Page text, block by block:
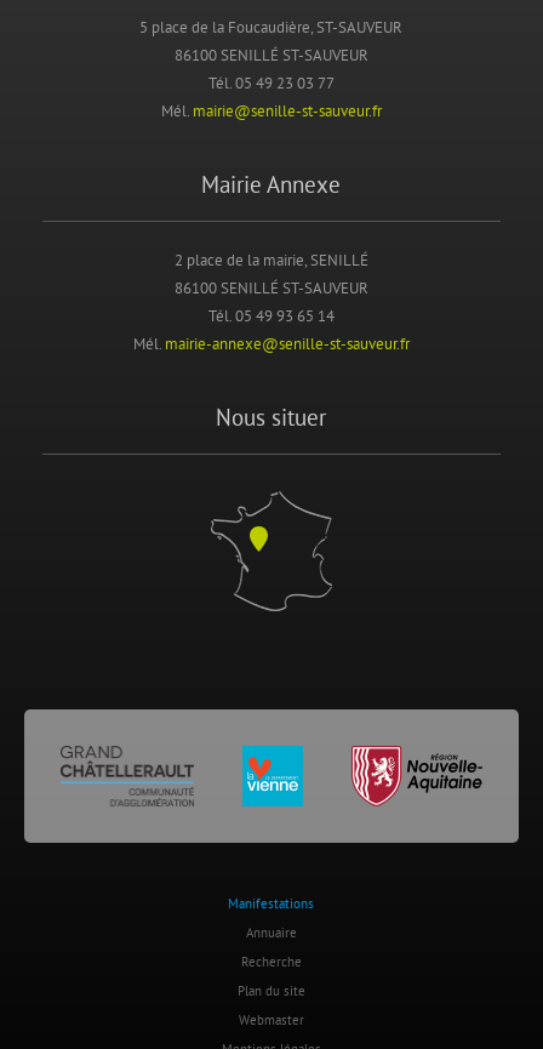
5 place de la Foucaudière, ST-SAUVEUR
86100 SENILLÉ ST-SAUVEUR
Tél. 05 49 23 03 77
Mél. mairie@senille-st-sauveur.fr
Mairie Annexe
2 place de la mairie, SENILLÉ
86100 SENILLÉ ST-SAUVEUR
Tél. 05 49 93 65 14
Mél. mairie-annexe@senille-st-sauveur.fr
Nous situer
Manifestations
Annuaire
Recherche
Plan du site
Webmaster